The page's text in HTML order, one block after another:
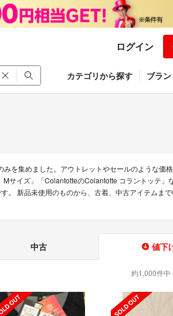
ログイン
カテゴリから探す ブラ
を集めました。アウトレットやセールのような価
イズ」「ColantotteのColantotte コラントッテ」
。 新品未使用のものから、古着、中古アイテムま
中古 値下
約1,000件